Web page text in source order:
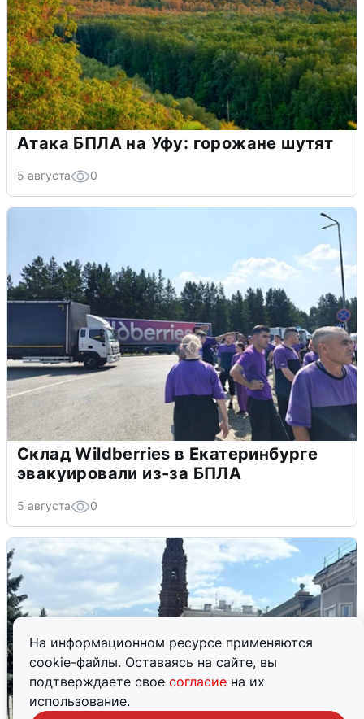
На информационном ресурсе применяются
cookie-файлы. Оставаясь на сайте, вы
подтверждаете свое согласие на их
использование.
Атака БПЛА на Уфу: горожане шутят
5 августа 0
Склад Wildberries в Екатеринбурге
эвакуировали из-за БПЛА
5 августа 0